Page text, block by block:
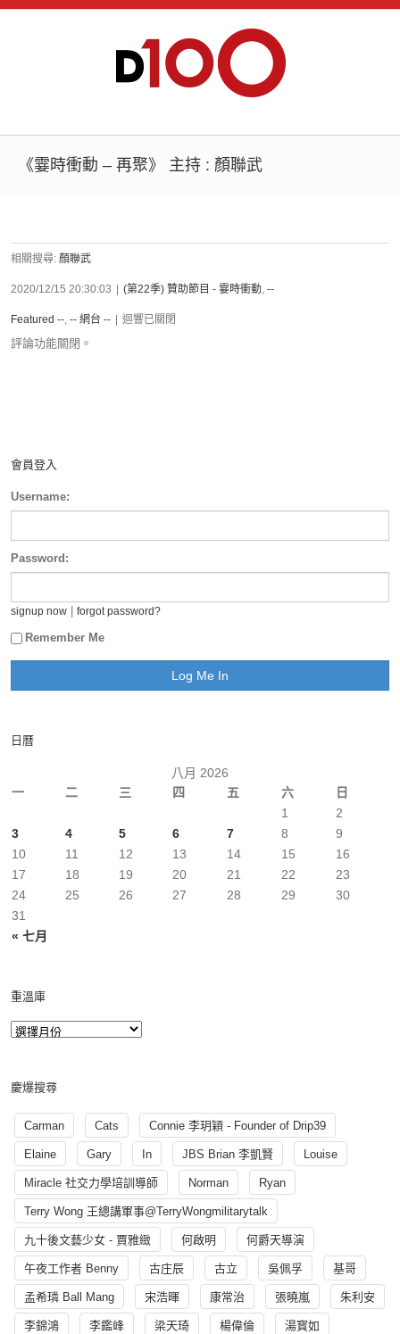
《霎時衝動 – 再聚》 主持 : 顏聯武
相關搜尋: 顏聯武
2020/12/15 20:30:03 (第22季) 贊助節目 - 霎時衝動, --
Featured --, -- 網台 -- 迴響已關閉
評論功能關閉。
會員登入
Username:
Password:
signup now forgot password?
Remember Me
日曆
八月 2026
一
二 三 四 五 六 日
« 七月
1
2
3
4 5 6 7 8
9
10
11 12 13 14 15
16
17
18 19 20 21 22
23
24
25 26 27 28 29
30
31
重溫庫
慶爆搜尋
Carman Cats Connie 李玥穎 - Founder of Drip39
Elaine Gary In JBS Brian 李凱賢 Louise
Miracle 社交力學培訓導師 Norman Ryan
Terry Wong 王總講軍事@TerryWongmilitarytalk
九十後文藝少女 - 賈雅緻 何啟明 何爵天導演
午夜工作者 Benny 古庄辰 古立 吳佩孚 基哥
孟希璘 Ball Mang 宋浩暉 康常治 張曉嵐 朱利安
李錦鴻 李鑑峰 梁天琦 楊偉倫 湯寳如